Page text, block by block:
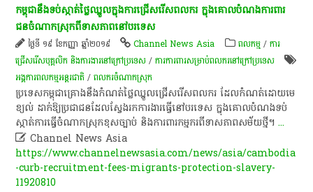
កម្ពុជា​នឹង​ទប់ស្កាត់​ថ្លៃ​ឈ្នួល​ក្នុង​ការ​ជ្រើសរើស​ពលករ​ ក្នុង​គោលបំណង​ការពារ​
ជន​ចំណាកស្រុក​ពី​ទាសភាព​នៅ​បរទេស​
ថ្ងៃទី ១៩ ខែកញ្ញា ឆ្នាំ២០១៩ Channel News Asia ពល​កម្ម /ការ
ជ្រើសរើសបុគ្គលិក និងការងារនៅក្រៅប្រទេស /ការការពារសម្រាប់ពលករនៅក្រៅប្រទេស
​អង្គការ​ពលកម្ម​អន្តរជាតិ /ពលករចំណាកស្រុក
ប្រទេស​កម្ពុជា​គ្រោង​នឹង​កំណត់​ថ្លៃ​ឈ្នួល​ជ្រើសរើស​ពលករ​ ដែល​កំណត់​ដោយ​មេ
ខ្យល់​ ដាក់​ឱ្យ​ប្រជាជន​ដែល​ស្វែងរក​ការងារ​ធ្វើ​នៅ​បរទេស​ ក្នុង​គោលបំណង​ទប់
ស្កាត់​ការ​ធ្វើ​ចំណាកស្រុក​ខុសច្បាប់​ និង​ការពារ​កម្មករ​ពី​ទាសភាព​សម័យ​ថ្មី​។​...
 Channel News Asia
https://www.channelnewsasia.com/news/asia/cambodia
-curb-recruitment-fees-migrants-protection-slavery-
11920810